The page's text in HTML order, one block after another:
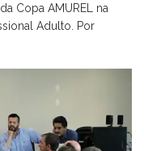
Copa AMUREL na
Adulto. Por